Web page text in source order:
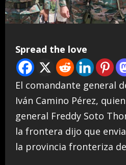
Spread the love
El comandante general
Iván Camino Pérez,
general Freddy Soto
la frontera dijo que
la provincia fronteriza